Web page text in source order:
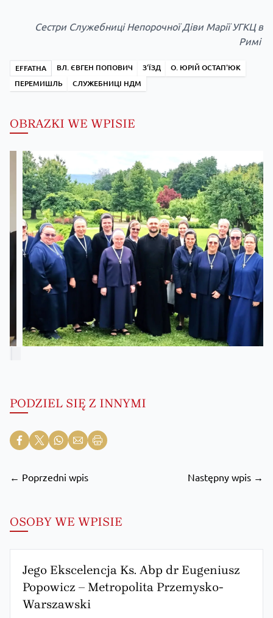
Сестри Служебниці Непорочної Діви Марії УГКЦ в
Римі
EFFATHA ВЛ. ЄВГЕН ПОПОВИЧ З'ЇЗД
О. ЮРІЙ ОСТАП'ЮК
ПЕРЕМИШЛЬ
СЛУЖЕБНИЦІ НДМ
OBRAZKI WE WPISIE
PODZIEL SIĘ Z INNYMI
← Poprzedni wpis Następny wpis →
OSOBY WE WPISIE
Jego Ekscelencja Ks. Abp dr Eugeniusz
Popowicz – Metropolita Przemysko-
Warszawski